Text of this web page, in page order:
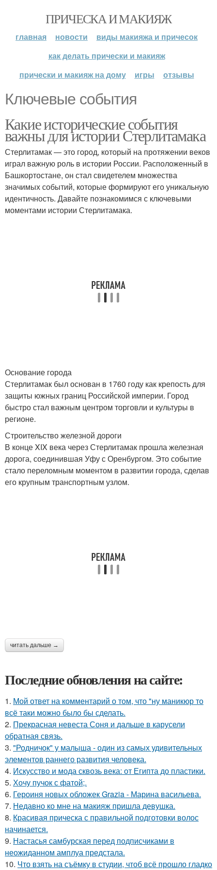
ПРИЧЕСКА И МАКИЯЖ
главная новости
виды макияжа и причесок
как делать прически и макияж
прически и макияж на дому
игры отзывы
Ключевые события
Какие исторические события
важны для истории Стерлитамака
Стерлитамак — это город, который на протяжении веков
играл важную роль в истории России. Расположенный в
Башкортостане, он стал свидетелем множества
значимых событий, которые формируют его уникальную
идентичность. Давайте познакомимся с ключевыми
моментами истории Стерлитамака.
Основание города
Стерлитамак был основан в 1760 году как крепость для
защиты южных границ Российской империи. Город
быстро стал важным центром торговли и культуры в
регионе.
Строительство железной дороги
В конце XIX века через Стерлитамак прошла железная
дорога, соединившая Уфу с Оренбургом. Это событие
стало переломным моментом в развитии города, сделав
его крупным транспортным узлом.
читать дальше →
Последние обновления на сайте:
1. Мой ответ на комментарий о том, что "ну маникюр то
всё таки можно было бы сделать.
2. Прекрасная невеста Соня и дальше в карусели
обратная связь.
3. "Родничок" у малыша - один из самых удивительных
элементов раннего развития человека.
4. Искусство и мода сквозь века: от Египта до пластики.
5. Хочу пучок с фатой;.
6. Героиня новых обложек Grazia - Марина васильева.
7. Недавно ко мне на макияж пришла девушка.
8. Красивая прическа с правильной подготовки волос
начинается.
9. Настасья самбурская перед подписчиками в
неожиданном амплуа предстала.
10. Что взять на съёмку в студии, чтоб всё прошло гладко